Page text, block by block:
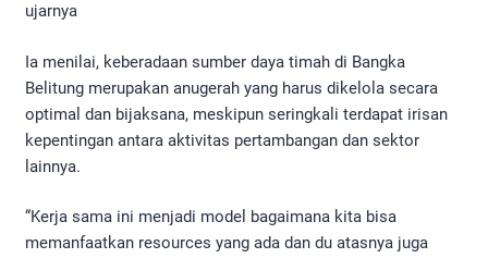
ujarnya
Ia menilai, keberadaan sumber daya timah di Bangka
Belitung merupakan anugerah yang harus dikelola secara
optimal dan bijaksana, meskipun seringkali terdapat irisan
kepentingan antara aktivitas pertambangan dan sektor
lainnya.
“Kerja sama ini menjadi model bagaimana kita bisa
memanfaatkan resources yang ada dan du atasnya juga